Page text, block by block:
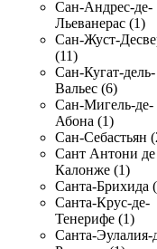
Сан-Андрес-де-
Льеванерас (1)
Сан-Жуст-
(11)
Сан-Кугат-дель-
Вальес (6)
Сан-Мигель-де-
Абона (1)
Сан-Себастьян
Сант Антони де
Калонже (1)
Санта-Брихида
Санта-Крус-де-
Тенерифе (1)
Санта-Эулалия-